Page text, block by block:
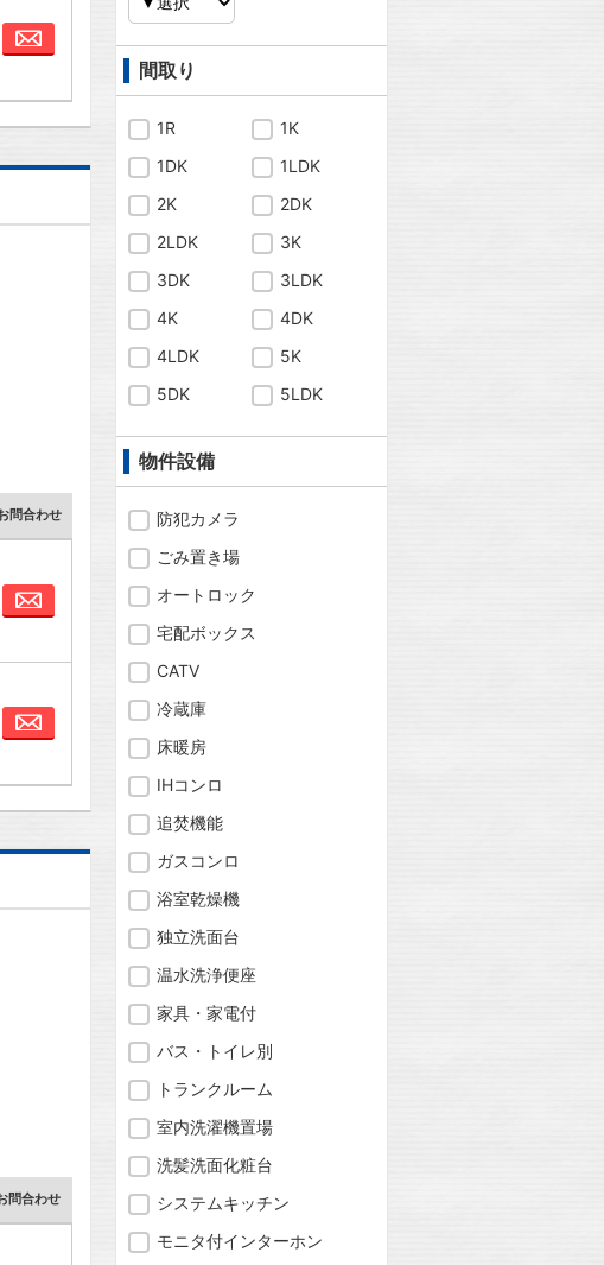
問合わせ
お問合わせ
お問合わせ
問合わせ
間取り
1R
1K
1DK
1LDK
2K
2DK
2LDK
3K
3DK
3LDK
4K
4DK
4LDK
5K
5DK
5LDK
物件設備
防犯カメラ
ごみ置き場
オートロック
宅配ボックス
CATV
冷蔵庫
床暖房
IHコンロ
追焚機能
ガスコンロ
浴室乾燥機
独立洗面台
温水洗浄便座
家具・家電付
バス・トイレ別
トランクルーム
室内洗濯機置場
洗髪洗面化粧台
システムキッチン
モニタ付インターホン